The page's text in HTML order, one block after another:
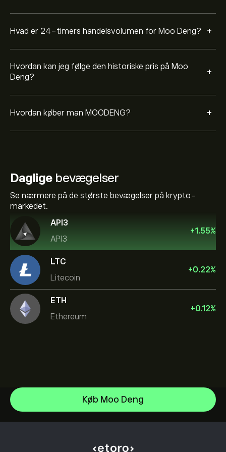
Hvad er 24-timers handelsvolumen for Moo Deng? +
Hvordan kan jeg følge den historiske pris på Moo
Deng?
+
Hvordan køber man MOODENG? +
Dagligebevægelser
Se nærmere på de største bevægelser på krypto-
markedet.
API3
API3
+1.55%
LTC
Litecoin
+0.22%
ETH
Ethereum
+0.12%
Køb Moo Deng
Bitcoin
Ethereum